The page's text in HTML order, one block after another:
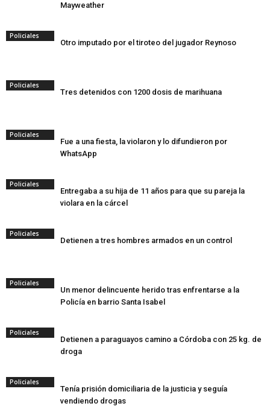
Mayweather
Policiales
Otro imputado por el tiroteo del jugador Reynoso
Policiales
Tres detenidos con 1200 dosis de marihuana
Policiales
Fue a una fiesta, la violaron y lo difundieron por
WhatsApp
Policiales
Entregaba a su hija de 11 años para que su pareja la
violara en la cárcel
Policiales
Detienen a tres hombres armados en un control
Policiales
Un menor delincuente herido tras enfrentarse a la
Policía en barrio Santa Isabel
Policiales
Detienen a paraguayos camino a Córdoba con 25 kg. de
droga
Policiales
Tenía prisión domiciliaria de la justicia y seguía
vendiendo drogas